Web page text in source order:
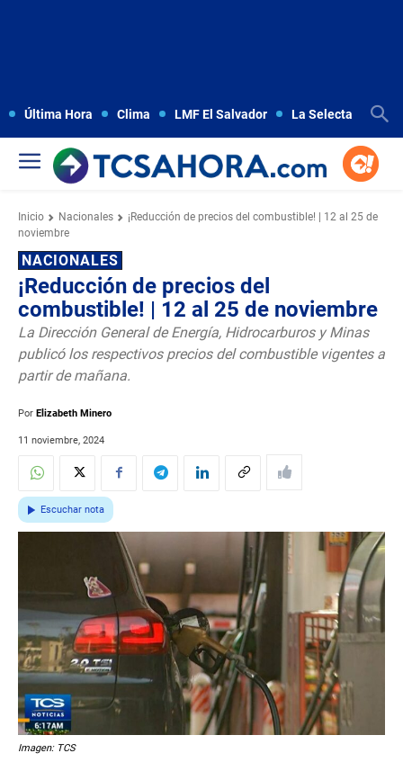
Última Hora Clima LMF El Salvador La Selecta
Inicio Nacionales
¡Reducción de precios del combustible! | 12 al 25 de
noviembre
NACIONALES
¡Reducción de precios del
combustible! | 12 al 25 de noviembre
La Dirección General de Energía, Hidrocarburos y Minas
publicó los respectivos precios del combustible vigentes a
partir de mañana.
Por Elizabeth Minero
11 noviembre, 2024
Escuchar nota
Imagen: TCS